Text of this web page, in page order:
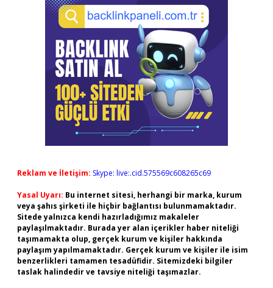
Reklam ve İletişim: Skype: live:.cid.575569c608265c69
Yasal Uyarı: Bu internet sitesi, herhangi bir marka, kurum
veya şahıs şirketi ile hiçbir bağlantısı bulunmamaktadır.
Sitede yalnızca kendi hazırladığımız makaleler
paylaşılmaktadır. Burada yer alan içerikler haber niteliği
taşımamakta olup, gerçek kurum ve kişiler hakkında
paylaşım yapılmamaktadır. Gerçek kurum ve kişiler ile isim
benzerlikleri tamamen tesadüfidir. Sitemizdeki bilgiler
taslak halindedir ve tavsiye niteliği taşımazlar.